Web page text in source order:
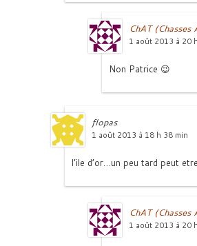
ChAT (Chasses
1 août 2013 à 20
Non Patrice 😉
flopas
1 août 2013 à 18 h 38 min
l’ile d’or…un peu tard peut
ChAT (Chasses
1 août 2013 à 20